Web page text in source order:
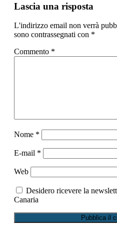
Lascia una risposta
L'indirizzo email non verrà
sono contrassegnati con *
Commento *
Nome *
E-mail *
Web
Desidero ricevere la
Canaria